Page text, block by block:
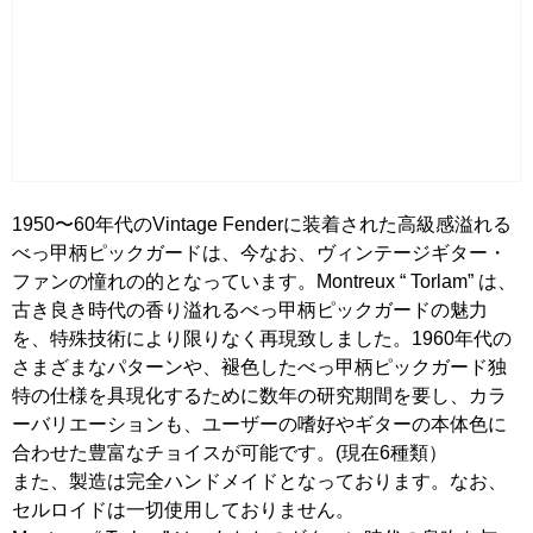
1950〜60年代のVintage Fenderに装着された高級感溢れる
べっ甲柄ピックガードは、今なお、ヴィンテージギター・
ファンの憧れの的となっています。Montreux “ Torlam” は、
古き良き時代の香り溢れるべっ甲柄ピックガードの魅力
を、特殊技術により限りなく再現致しました。1960年代の
さまざまなパターンや、褪色したべっ甲柄ピックガード独
特の仕様を具現化するために数年の研究期間を要し、カラ
ーバリエーションも、ユーザーの嗜好やギターの本体色に
合わせた豊富なチョイスが可能です。(現在6種類）
また、製造は完全ハンドメイドとなっております。なお、
セルロイドは一切使用しておりません。